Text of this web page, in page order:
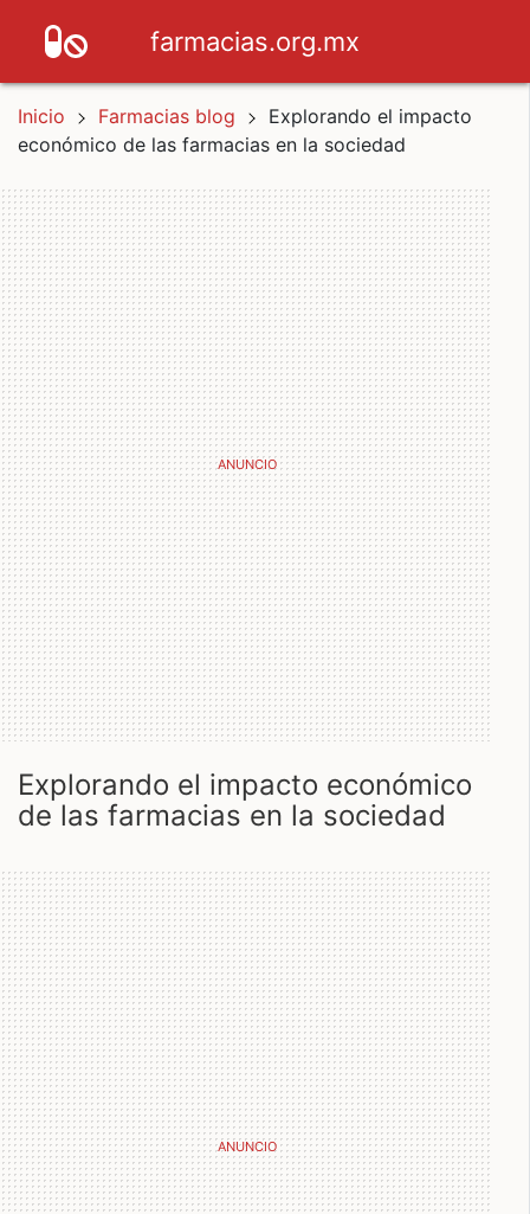
farmacias.org.mx
Inicio Farmacias blog
Explorando el impacto
económico de las farmacias en la sociedad
explorando el impacto económico
de las farmacias en la sociedad